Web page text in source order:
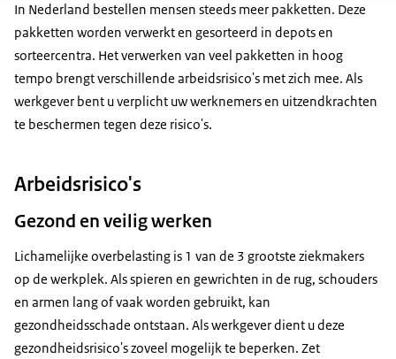
In Nederland bestellen mensen steeds meer pakketten. Deze
pakketten worden verwerkt en gesorteerd in depots en
sorteercentra. Het verwerken van veel pakketten in hoog
tempo brengt verschillende arbeidsrisico's met zich mee. Als
werkgever bent u verplicht uw werknemers en uitzendkrachten
te beschermen tegen deze risico's.
Arbeidsrisico's
Gezond en veilig werken
Lichamelijke overbelasting is 1 van de 3 grootste ziekmakers
op de werkplek. Als spieren en gewrichten in de rug, schouders
en armen lang of vaak worden gebruikt, kan
gezondheidsschade ontstaan. Als werkgever dient u deze
gezondheidsrisico's zoveel mogelijk te beperken. Zet